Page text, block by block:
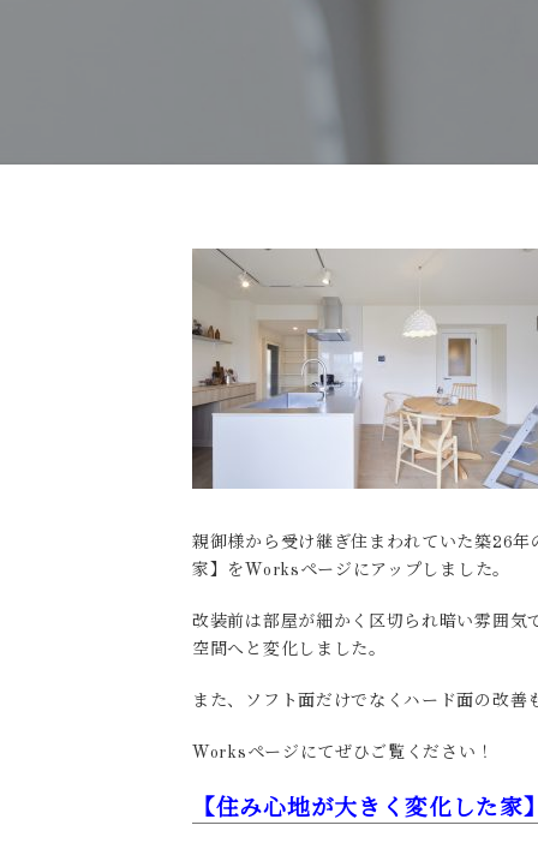
親御様から受け継ぎ住まわれていた築26
家】をWorksページにアップしました。
改装前は部屋が細かく区切られ暗い雰囲
空間へと変化しました。
また、ソフト面だけでなくハード面の改善
Worksページにてぜひご覧ください！
【住み心地が大きく変化した家